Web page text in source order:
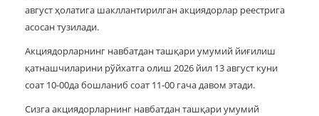
август ҳолатига шакллантирилган акциядорлар реестрига
асосан тузилади.
Акциядорларнинг навбатдан ташқари умумий йиғилиш
қатнашчиларини рўйхатга олиш 2026 йил 13 август куни
соат 10-00да бошланиб соат 11-00 гача давом этади.
Сизга акциядорларнинг навбатдан ташқари умумий